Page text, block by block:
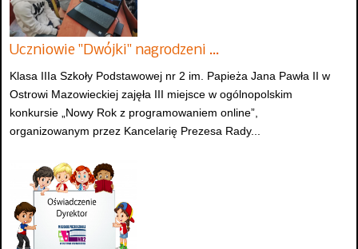
Uczniowie "Dwójki" nagrodzeni …
Klasa IIIa Szkoły Podstawowej nr 2 im. Papieża Jana Pawła II w
Ostrowi Mazowieckiej zajęła III miejsce w ogólnopolskim
konkursie „Nowy Rok z programowaniem online”,
organizowanym przez Kancelarię Prezesa Rady...